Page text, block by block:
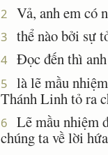
2 Vả, anh em có
3 thể nào bởi sự
4 Ðọc đến thì
5
là lẽ mầu
Thánh Linh tỏ ra
6
Lẽ mầu nhiệm
chúng ta về lời